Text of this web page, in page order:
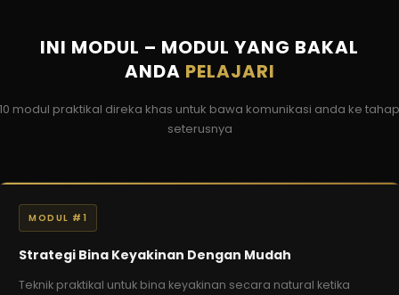
INI MODUL – MODUL YANG BAKAL
ANDA PELAJARI
10 modul praktikal direka khas untuk bawa komunikasi anda ke tahap
seterusnya
MODUL #1
Strategi Bina Keyakinan Dengan Mudah
Teknik praktikal untuk bina keyakinan secara natural ketika